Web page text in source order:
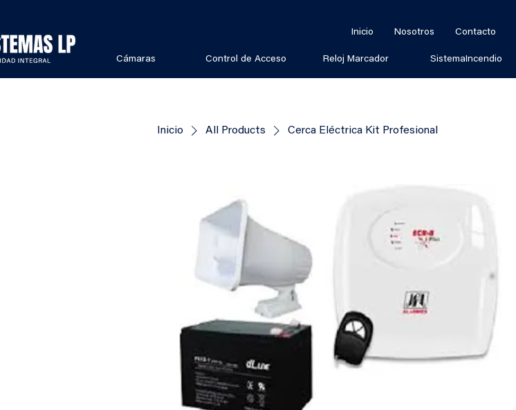
Inicio Nosotros Contacto
Cámaras Control de Acceso Reloj Marcador SistemaIncendio
Inicio All Products Cerca Eléctrica Kit Profesional